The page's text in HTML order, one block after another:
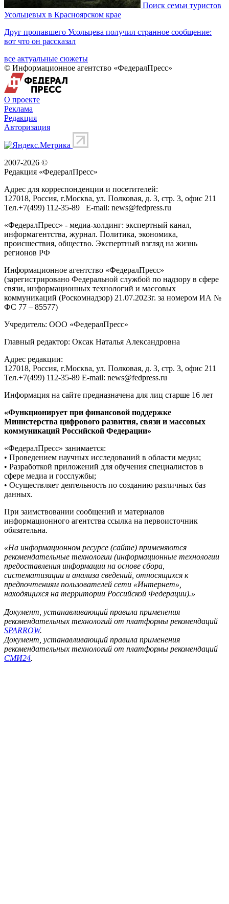
Поиск семьи туристов
Усольцевых в Красноярском крае
Друг пропавшего Усольцева получил странное сообщение:
вот что он рассказал
все актуальные сюжеты
© Информационное агентство «ФедералПресс»
О проекте
Реклама
Редакция
Авторизация
2007-2026 ©
Редакция «ФедералПресс»
Адрес для корреспонденции и посетителей:
127018, Россия, г.Москва, ул. Полковая, д. 3, стр. 3, офис 211
Тел.+7(499) 112-35-89 E-mail: news@fedpress.ru
«ФедералПресс» - медиа-холдинг: экспертный канал,
информагентства, журнал. Политика, экономика,
происшествия, общество. Экспертный взгляд на жизнь
регионов РФ
Информационное агентство «ФедералПресс»
(зарегистрировано Федеральной службой по надзору в сфере
связи, информационных технологий и массовых
коммуникаций (Роскомнадзор) 21.07.2023г. за номером ИА №
ФС 77 – 85577)
Учредитель: ООО «ФедералПресс»
Главный редактор: Оксак Наталья Александровна
Адрес редакции:
127018, Россия, г.Москва, ул. Полковая, д. 3, стр. 3, офис 211
Тел.+7(499) 112-35-89 E-mail: news@fedpress.ru
Информация на сайте предназначена для лиц старше 16 лет
«Функционирует при финансовой поддержке
Министерства цифрового развития, связи и массовых
коммуникаций Российской Федерации»
«ФедералПресс» занимается:
• Проведением научных исследований в области медиа;
• Разработкой приложений для обучения специалистов в
сфере медиа и госслужбы;
• Осуществляет деятельность по созданию различных баз
данных.
При заимствовании сообщений и материалов
информационного агентства ссылка на первоисточник
обязательна.
«На информационном ресурсе (сайте) применяются
рекомендательные технологии (информационные технологии
предоставления информации на основе сбора,
систематизации и анализа сведений, относящихся к
предпочтениям пользователей сети «Интернет»,
находящихся на территории Российской Федерации).»
Документ, устанавливающий правила применения
рекомендательных технологий от платформы рекомендаций
SPARROW.
Документ, устанавливающий правила применения
рекомендательных технологий от платформы рекомендаций
СМИ24.